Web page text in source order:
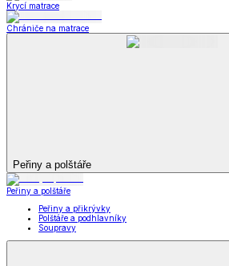
Krycí matrace
Chrániče na matrace
Peřiny a polštáře
Peřiny a polštáře
Peřiny a přikrývky
Polštáře a podhlavníky
Soupravy